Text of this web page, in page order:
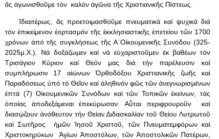
ἄς ἀγωνισθοῦμε τόν καλόν ἀγῶνα τῆς Χριστιανικῆς Πίστεως.
Ἰδιαιτέρως, ἄς προετοιμασθοῦμε πνευματικά καί ψυχικά διά
τόν ἐπικείμενον ἑορτασμόν τῆς ἐκκλησιαστικῆς ἐπετείου τῶν 1700
χρόνων ἀπό τῆς συγκλήσεως τῆς Α΄Οἰκουμενικῆς Συνόδου (325-
2025μ.Χ.). Νά δοξάζωμεν καί νά εὐχαριστοῦμεν ἐκ βαθέων τόν
Τρισάγιον Κύριον καί Θεόν μας διά τήν παρέλευσιν καί
συμπλήρωσιν 17 αἰώνων Ὀρθοδόξου Χριστιανικῆς ζωῆς καί
Παραδόσεως ὑπό τό Θεῖον καί ἀληθινόν φῶς τῶν ἀνεγνωρισμένων
ἑπτά (7) Οἰκουμενικῶν Συνόδων καί τῶν Τοπικῶν ἐκείνων, τάς
ὁποίας ἀποδεξάμεναι ἐπεκύρωσαν. Αὖται περιφρουροῦν καί
διασῴζουν ἀνόθευτον τήν Θείαν Διδασκαλίαν τοῦ Θείου Λυτρωτοῦ
καί Σωτῆρος ἡμῶν Ἰησοῦ Χριστοῦ, τῶν Πνευματεμφόρων καί
Χριστοκηρύκων Ἁγίων Ἀποστόλων, τῶν Ἀποστολικῶν Πατέρων,